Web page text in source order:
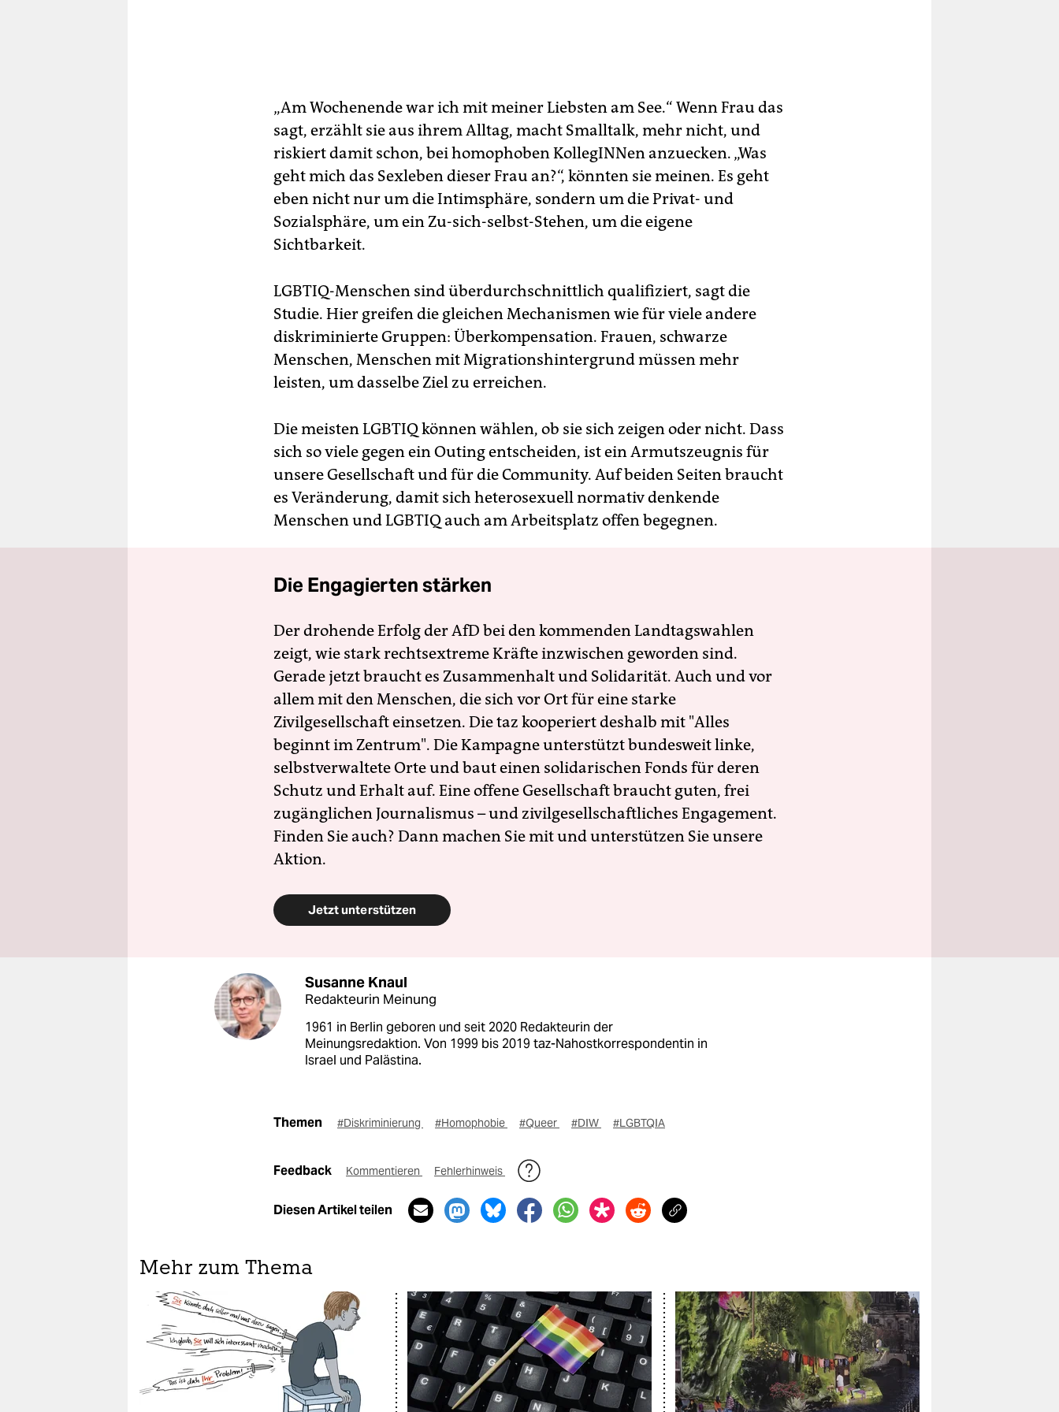
„Am Wochenende war ich mit meiner Liebsten am See.“ Wenn Frau das
sagt, erzählt sie aus ihrem Alltag, macht Smalltalk, mehr nicht, und
riskiert damit schon, bei homophoben KollegINNen anzuecken. „Was
geht mich das Sexleben dieser Frau an?“, könnten sie meinen. Es geht
eben nicht nur um die Intimsphäre, sondern um die Privat- und
Sozialsphäre, um ein Zu-sich-selbst-Stehen, um die eigene
Sichtbarkeit.
LGBTIQ-Menschen sind überdurchschnittlich qualifiziert, sagt die
Studie. Hier greifen die gleichen Mechanismen wie für viele andere
diskriminierte Gruppen: Überkompensation. Frauen, schwarze
Menschen, Menschen mit Migrationshintergrund müssen mehr
leisten, um dasselbe Ziel zu erreichen.
Die meisten LGBTIQ können wählen, ob sie sich zeigen oder nicht. Dass
sich so viele gegen ein Outing entscheiden, ist ein Armutszeugnis für
unsere Gesellschaft und für die Community. Auf beiden Seiten braucht
es Veränderung, damit sich heterosexuell normativ denkende
Menschen und LGBTIQ auch am Arbeitsplatz offen begegnen.
Die Engagierten stärken
Der drohende Erfolg der AfD bei den kommenden Landtagswahlen
zeigt, wie stark rechtsextreme Kräfte inzwischen geworden sind.
Gerade jetzt braucht es Zusammenhalt und Solidarität. Auch und vor
allem mit den Menschen, die sich vor Ort für eine starke
Zivilgesellschaft einsetzen. Die taz kooperiert deshalb mit "Alles
beginnt im Zentrum". Die Kampagne unterstützt bundesweit linke,
selbstverwaltete Orte und baut einen solidarischen Fonds für deren
Schutz und Erhalt auf. Eine offene Gesellschaft braucht guten, frei
zugänglichen Journalismus – und zivilgesellschaftliches Engagement.
Finden Sie auch? Dann machen Sie mit und unterstützen Sie unsere
Aktion.
Jetzt unterstützen
Susanne Knaul
Redakteurin Meinung
1961 in Berlin geboren und seit 2020 Redakteurin der
Meinungsredaktion. Von 1999 bis 2019 taz-Nahostkorrespondentin in
Israel und Palästina.
Themen #Diskriminierung #Homophobie #Queer #DIW #LGBTQIA
Feedback Kommentieren Fehlerhinweis
Diesen Artikel teilen
Mehr zum Thema